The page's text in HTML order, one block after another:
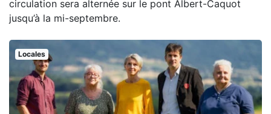
circulation sera alternée sur le pont Albert-Caquot
jusqu’à la mi-septembre.
Locales